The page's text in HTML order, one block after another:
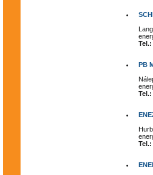
Tel.:
PB
Tel.:
Tel.: